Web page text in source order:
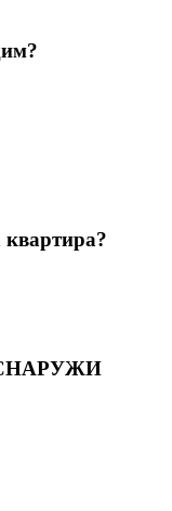
СНАРУЖИ